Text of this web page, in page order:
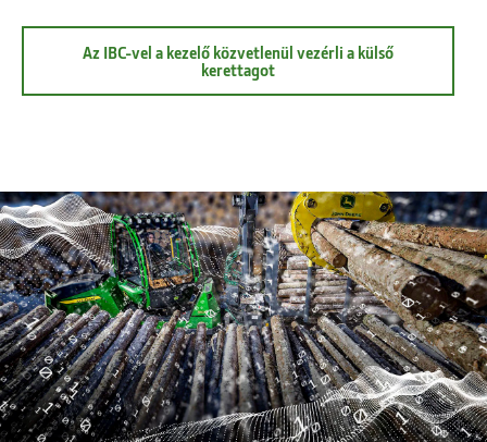
Az IBC-vel a kezelő közvetlenül vezérli a külső
kerettagotAz
a
külső
kerettagot
Elektromos
löketvég-
csillapítás